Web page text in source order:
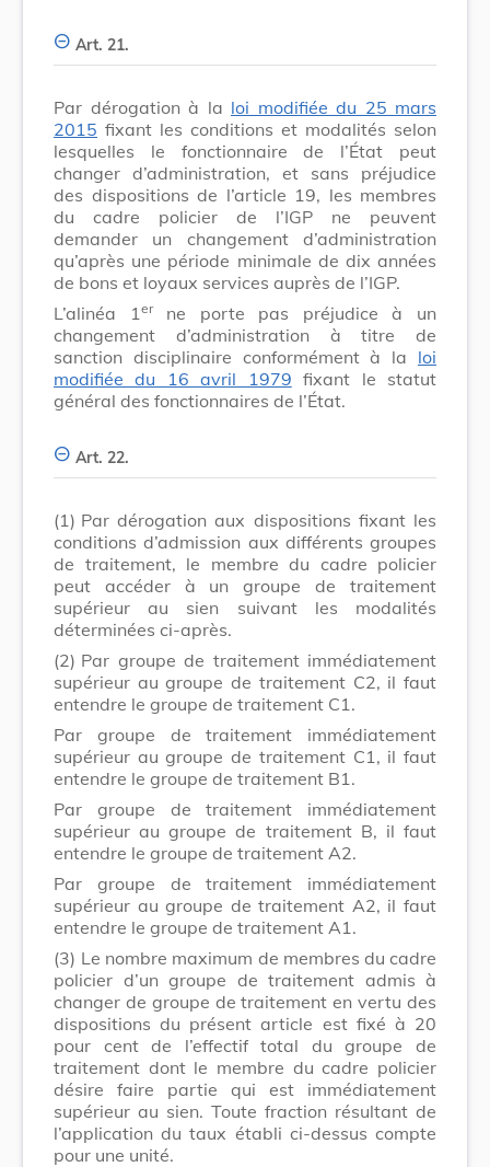
Art. 21.
Par dérogation à la loi modifiée du 25 mars
2015 fixant les conditions et modalités selon
lesquelles le fonctionnaire de l’État peut
changer d’administration, et sans préjudice
des dispositions de l’article 19, les membres
du cadre policier de l’IGP ne peuvent
demander un changement d’administration
qu’après une période minimale de dix années
de bons et loyaux services auprès de l’IGP.
L’alinéa 1 erne porte pas préjudice à un
changement d’administration à titre de
sanction disciplinaire conformément à la loi
modifiée du 16 avril 1979 fixant le statut
général des fonctionnaires de l’État.
Art. 22.
(1) Par dérogation aux dispositions fixant les
conditions d’admission aux différents groupes
de traitement, le membre du cadre policier
peut accéder à un groupe de traitement
supérieur au sien suivant les modalités
déterminées ci-après.
(2) Par groupe de traitement immédiatement
supérieur au groupe de traitement C2, il faut
entendre le groupe de traitement C1.
Par groupe de traitement immédiatement
supérieur au groupe de traitement C1, il faut
entendre le groupe de traitement B1.
Par groupe de traitement immédiatement
supérieur au groupe de traitement B, il faut
entendre le groupe de traitement A2.
Par groupe de traitement immédiatement
supérieur au groupe de traitement A2, il faut
entendre le groupe de traitement A1.
(3) Le nombre maximum de membres du cadre
policier d’un groupe de traitement admis à
changer de groupe de traitement en vertu des
dispositions du présent article est fixé à 20
pour cent de l’effectif total du groupe de
traitement dont le membre du cadre policier
désire faire partie qui est immédiatement
supérieur au sien. Toute fraction résultant de
l’application du taux établi ci-dessus compte
pour une unité.